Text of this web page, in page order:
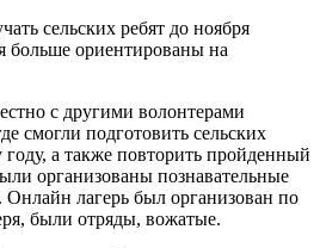
сельских ребят до ноября
больше ориентированы на
с другими волонтерами
смогли подготовить сельских
а также повторить пройденный
организованы познавательные
лагерь был организован по
были отряды, вожатые.